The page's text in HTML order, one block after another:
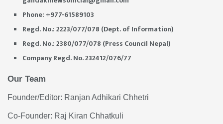
Phone: +977-61589103
Regd. No.: 2223/077/078 (Dept. of Information)
Regd. No.: 2380/077/078 (Press Council Nepal)
Company Regd. No. 232412/076/77
Our Team
Founder/Editor: Ranjan Adhikari Chhetri
Co-Founder: Raj Kiran Chhatkuli